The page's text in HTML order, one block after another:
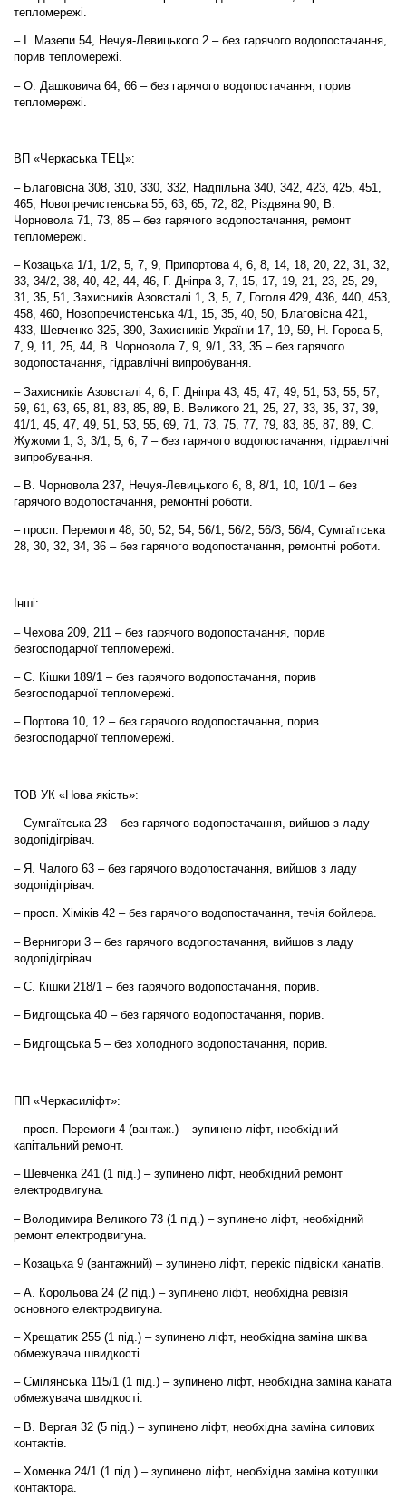
тепломережі.
– І. Мазепи 54, Нечуя-Левицького 2 – без гарячого водопостачання,
порив тепломережі.
– О. Дашковича 64, 66 – без гарячого водопостачання, порив
тепломережі.
ВП «Черкаська ТЕЦ»:
– Благовісна 308, 310, 330, 332, Надпільна 340, 342, 423, 425, 451,
465, Новопречистенська 55, 63, 65, 72, 82, Різдвяна 90, В.
Чорновола 71, 73, 85 – без гарячого водопостачання, ремонт
тепломережі.
– Козацька 1/1, 1/2, 5, 7, 9, Припортова 4, 6, 8, 14, 18, 20, 22, 31, 32,
33, 34/2, 38, 40, 42, 44, 46, Г. Дніпра 3, 7, 15, 17, 19, 21, 23, 25, 29,
31, 35, 51, Захисників Азовсталі 1, 3, 5, 7, Гоголя 429, 436, 440, 453,
458, 460, Новопречистенська 4/1, 15, 35, 40, 50, Благовісна 421,
433, Шевченко 325, 390, Захисників України 17, 19, 59, Н. Горова 5,
7, 9, 11, 25, 44, В. Чорновола 7, 9, 9/1, 33, 35 – без гарячого
водопостачання, гідравлічні випробування.
– Захисників Азовсталі 4, 6, Г. Дніпра 43, 45, 47, 49, 51, 53, 55, 57,
59, 61, 63, 65, 81, 83, 85, 89, В. Великого 21, 25, 27, 33, 35, 37, 39,
41/1, 45, 47, 49, 51, 53, 55, 69, 71, 73, 75, 77, 79, 83, 85, 87, 89, С.
Жужоми 1, 3, 3/1, 5, 6, 7 – без гарячого водопостачання, гідравлічні
випробування.
– В. Чорновола 237, Нечуя-Левицького 6, 8, 8/1, 10, 10/1 – без
гарячого водопостачання, ремонтні роботи.
– просп. Перемоги 48, 50, 52, 54, 56/1, 56/2, 56/3, 56/4, Сумгаїтська
28, 30, 32, 34, 36 – без гарячого водопостачання, ремонтні роботи.
Інші:
– Чехова 209, 211 – без гарячого водопостачання, порив
безгосподарчої тепломережі.
– С. Кішки 189/1 – без гарячого водопостачання, порив
безгосподарчої тепломережі.
– Портова 10, 12 – без гарячого водопостачання, порив
безгосподарчої тепломережі.
ТОВ УК «Нова якість»:
– Сумгаїтська 23 – без гарячого водопостачання, вийшов з ладу
водопідігрівач.
– Я. Чалого 63 – без гарячого водопостачання, вийшов з ладу
водопідігрівач.
– просп. Хіміків 42 – без гарячого водопостачання, течія бойлера.
– Вернигори 3 – без гарячого водопостачання, вийшов з ладу
водопідігрівач.
– С. Кішки 218/1 – без гарячого водопостачання, порив.
– Бидгощська 40 – без гарячого водопостачання, порив.
– Бидгощська 5 – без холодного водопостачання, порив.
ПП «Черкасиліфт»:
– просп. Перемоги 4 (вантаж.) – зупинено ліфт, необхідний
капітальний ремонт.
– Шевченка 241 (1 під.) – зупинено ліфт, необхідний ремонт
електродвигуна.
– Володимира Великого 73 (1 під.) – зупинено ліфт, необхідний
ремонт електродвигуна.
– Козацька 9 (вантажний) – зупинено ліфт, перекіс підвіски канатів.
– А. Корольова 24 (2 під.) – зупинено ліфт, необхідна ревізія
основного електродвигуна.
– Хрещатик 255 (1 під.) – зупинено ліфт, необхідна заміна шківа
обмежувача швидкості.
– Смілянська 115/1 (1 під.) – зупинено ліфт, необхідна заміна каната
обмежувача швидкості.
– В. Вергая 32 (5 під.) – зупинено ліфт, необхідна заміна силових
контактів.
– Хоменка 24/1 (1 під.) – зупинено ліфт, необхідна заміна котушки
контактора.